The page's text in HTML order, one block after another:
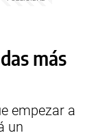
más
empezar a
un